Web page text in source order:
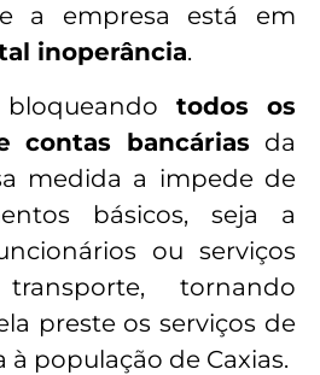
a empresa está em
inoperância.
todos os
contas bancárias da
medida a impede de
básicos, seja a
ou serviços
tornando
preste os serviços de
população de Caxias.